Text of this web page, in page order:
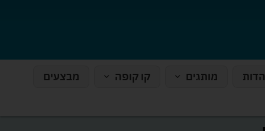
מותגים קו קופה מבצעים